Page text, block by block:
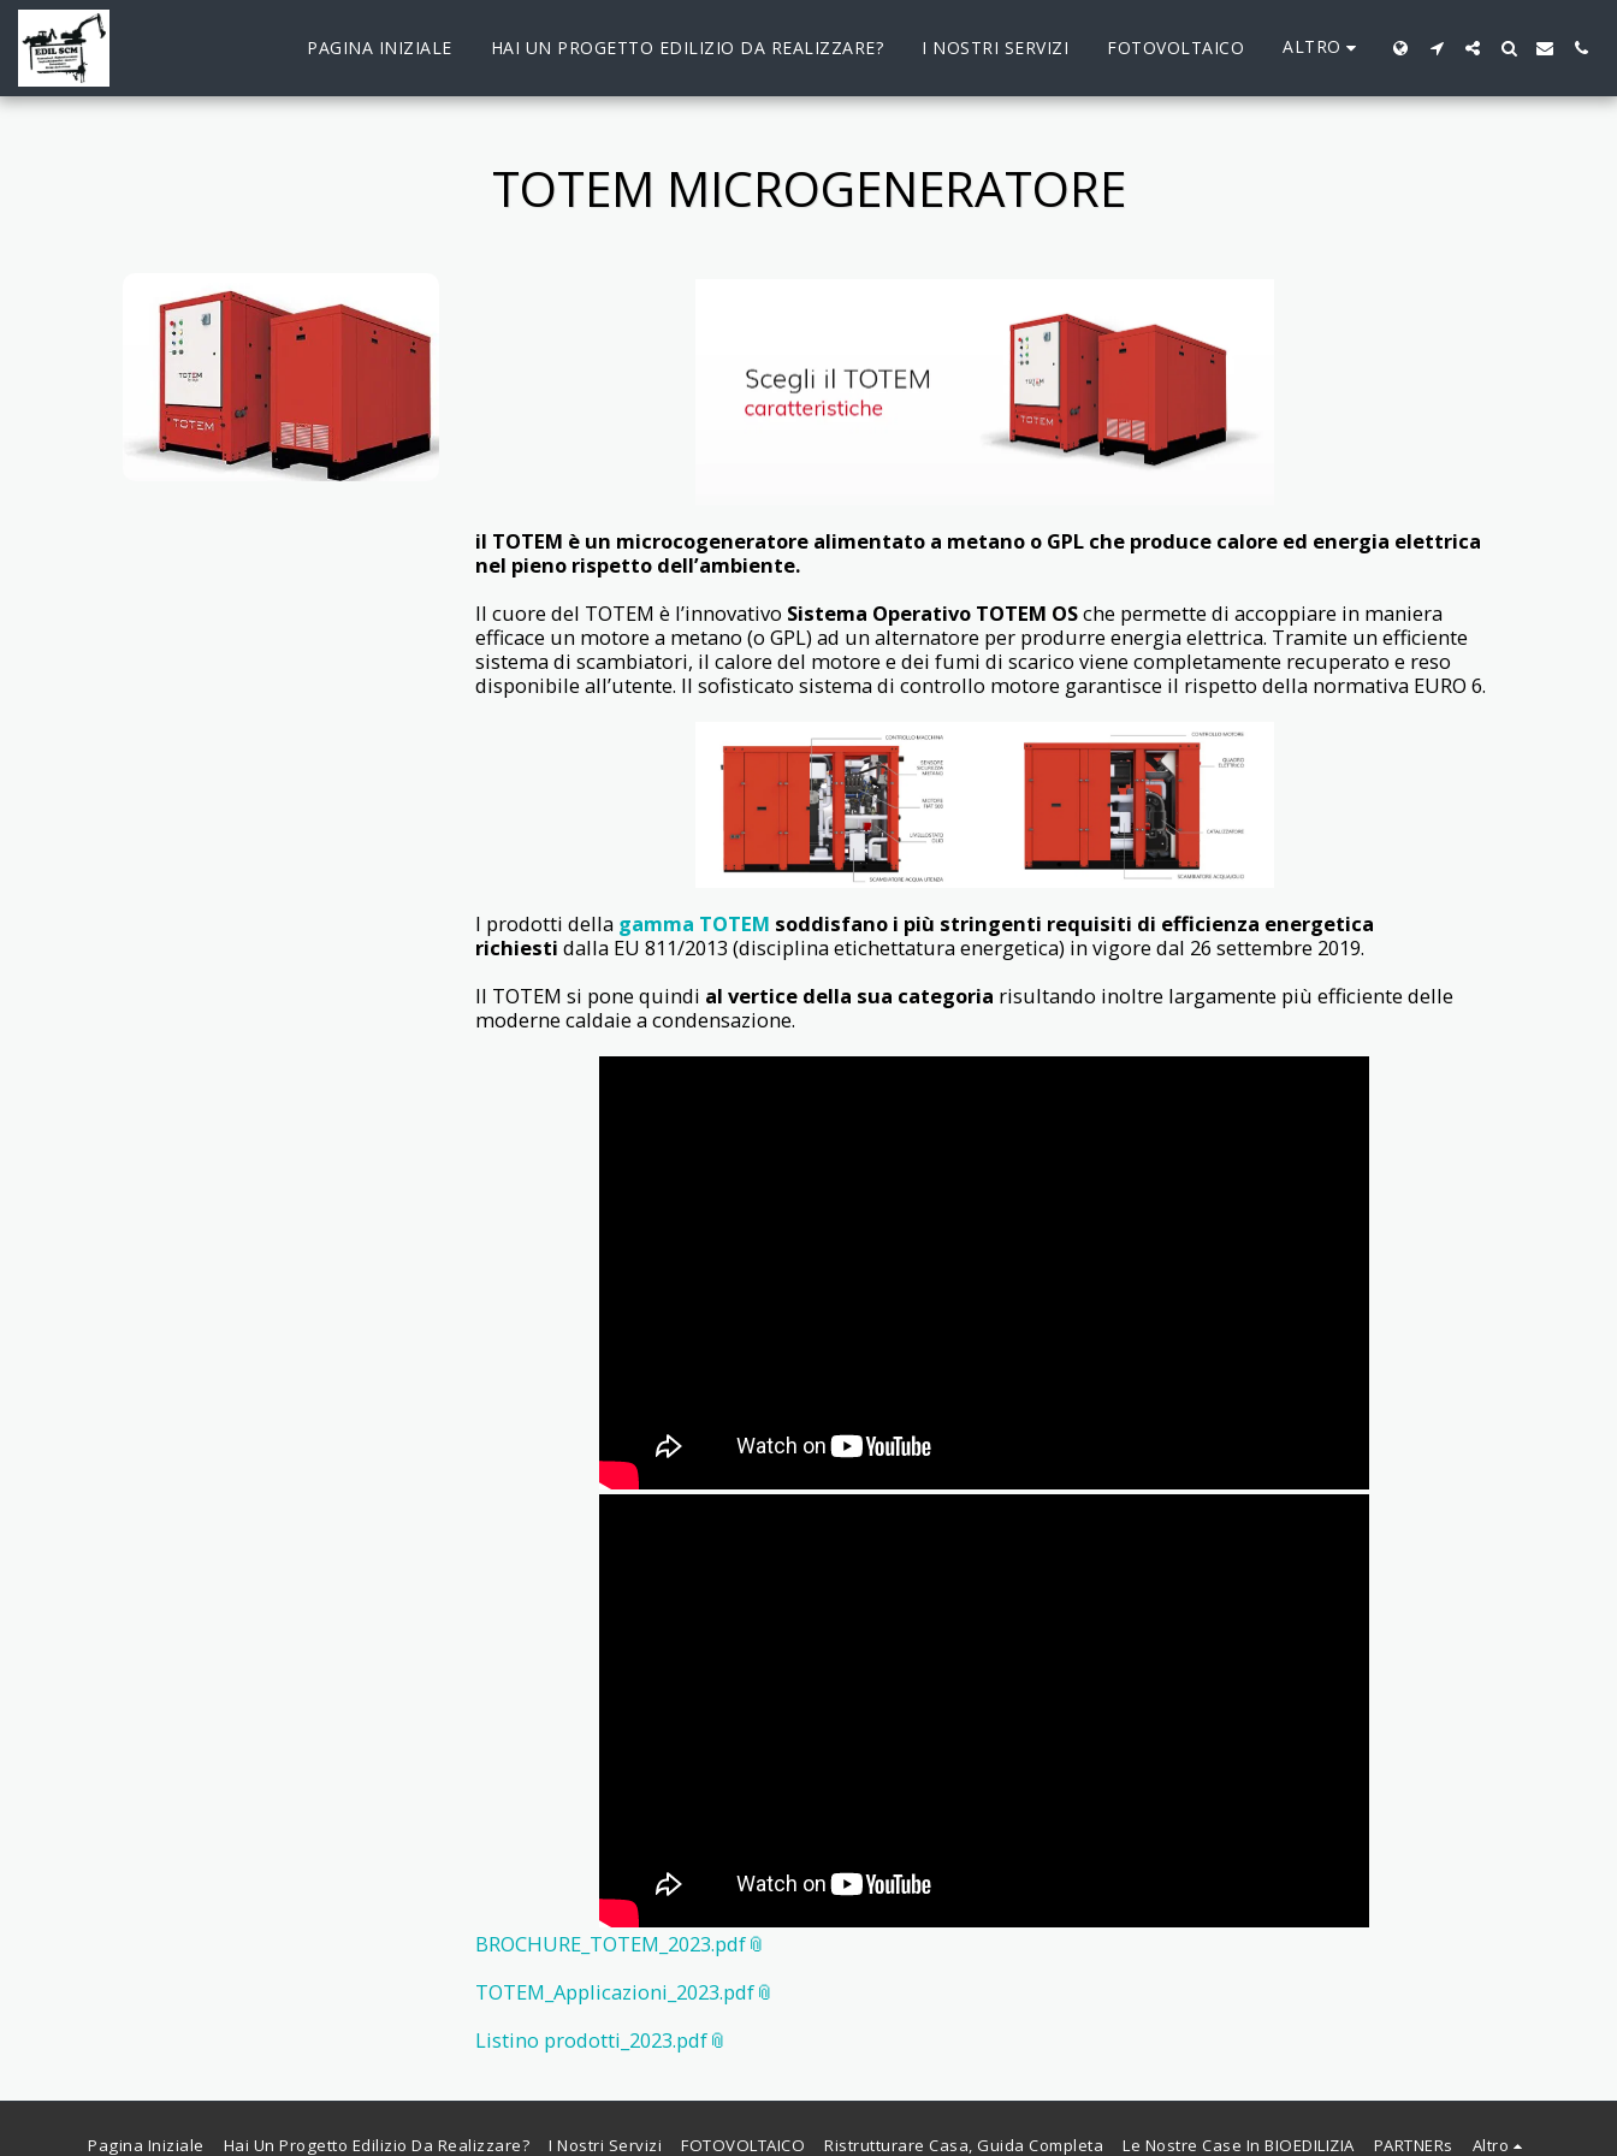
PAGINA INIZIALE HAI UN PROGETTO EDILIZIO DA REALIZZARE? I NOSTRI SERVIZI FOTOVOLTAICO ALTRO
TOTEM MICROGENERATORE
il TOTEM è un microcogeneratore alimentato a metano o GPL che produce calore ed energia elettrica
nel pieno rispetto dell’ambiente.
Il cuore del TOTEM è l’innovativo Sistema Operativo TOTEM OSche permette di accoppiare in maniera
efficace un motore a metano (o GPL) ad un alternatore per produrre energia elettrica. Tramite un efficiente
sistema di scambiatori, il calore del motore e dei fumi di scarico viene completamente recuperato e reso
disponibile all’utente. Il sofisticato sistema di controllo motore garantisce il rispetto della normativa EURO 6.
I prodotti della gamma TOTEM soddisfano i più stringenti requisiti di efficienza energetica
richiesti dalla EU 811/2013 (disciplina etichettatura energetica) in vigore dal 26 settembre 2019.
Il TOTEM si pone quindi al vertice della sua categoria risultando inoltre largamente più efficiente delle
moderne caldaie a condensazione.
BROCHURE_TOTEM_2023.pdf
TOTEM_Applicazioni_2023.pdf
Listino prodotti_2023.pdf
Pagina Iniziale Hai Un Progetto Edilizio Da Realizzare? I Nostri Servizi FOTOVOLTAICO Ristrutturare Casa, Guida Completa Le Nostre Case In BIOEDILIZIA PARTNERs Altro